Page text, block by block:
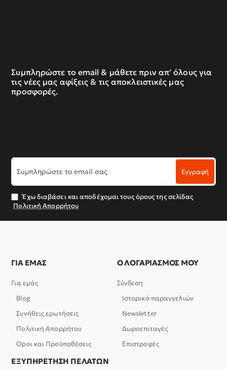
Συμπληρώστε το email & μάθετε πριν απ' όλους για
τις νέες μας αφίξεις & τις αποκλειστικές μας
προσφορές.
Συμπληρώστε
το
email
σας
Εγγραφή
Έχω διαβάσει και αποδέχομαι τους όρους της σελίδας
Πολιτική Απορρήτου
ΓΙΑ ΕΜΑΣ
Για εμάς
Blog
Συνήθεις ερωτήσεις
Πολιτική Απορρήτου
Όροι και Προϋποθέσεις
Ο ΛΟΓΑΡΙΑΣΜΟΣ ΜΟΥ
Σύνδεση
Ιστορικό παραγγελιών
Newsletter
Δωροεπιταγές
Επιστροφές
ΕΞΥΠΗΡΕΤΗΣΗ ΠΕΛΑΤΩΝ